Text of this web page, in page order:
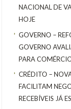
NACIONAL DE
HOJE
GOVERNO –
GOVERNO
PARA
CRÉDITO –
FACILITAM
RECEBÍVEIS JÁ